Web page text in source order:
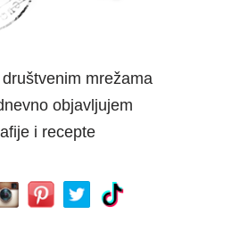
mrežama
objavljujem
i recepte